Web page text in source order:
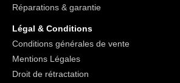
sous clef.Warning 9 - P501a Éliminer le
conformément à la réglementation
locale/régionale/nationale/internationale.
Réparations & garantie
Légal & Conditions
Conditions générales de vente
Mentions Légales
Droit de rétractation